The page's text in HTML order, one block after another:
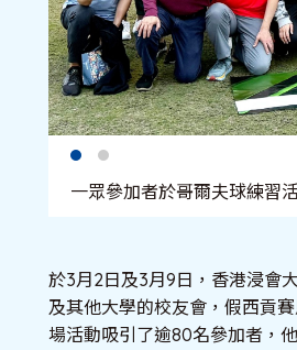
一眾參加者於哥爾夫球練習
於3月2日及3月9日，香港浸會
及其他大學的校友會，假西貢
場活動吸引了逾80名參加者，